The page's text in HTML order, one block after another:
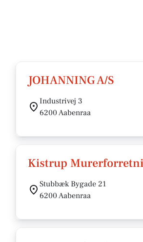
JOHANNING A/S
Industrivej 3
6200 Aabenraa
Kistrup
Stubbæk Bygade 21
6200 Aabenraa